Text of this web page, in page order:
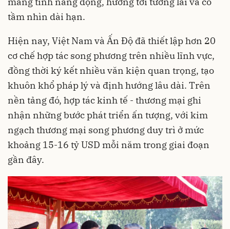
tầm nhìn dài hạn.
Hiện nay, Việt Nam và Ấn Độ đã thiết lập hơn 20
cơ chế hợp tác song phương trên nhiều lĩnh vực,
đồng thời ký kết nhiều văn kiện quan trọng, tạo
khuôn khổ pháp lý và định hướng lâu dài. Trên
nền tảng đó, hợp tác kinh tế - thương mại ghi
nhận những bước phát triển ấn tượng, với kim
ngạch thương mại song phương duy trì ở mức
khoảng 15-16 tỷ USD mỗi năm trong giai đoạn
gần đây.